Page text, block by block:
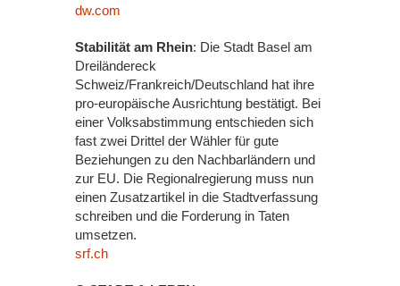
dw.com
Stabilität am Rhein: Die Stadt Basel am
Dreiländereck
Schweiz/Frankreich/Deutschland hat ihre
pro-europäische Ausrichtung bestätigt. Bei
einer Volksabstimmung entschieden sich
fast zwei Drittel der Wähler für gute
Beziehungen zu den Nachbarländern und
zur EU. Die Regionalregierung muss nun
einen Zusatzartikel in die Stadtverfassung
schreiben und die Forderung in Taten
umsetzen.
srf.ch